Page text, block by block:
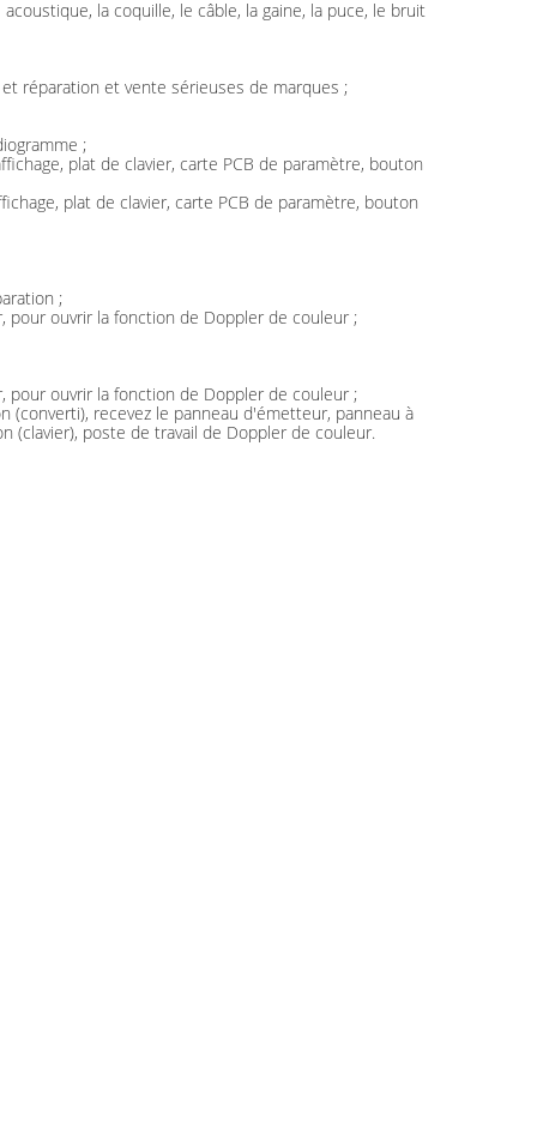
la coquille, le câble, la gaine, la puce, le bruit
réparation et vente sérieuses de marques ;
;
plat de clavier, carte PCB de paramètre, bouton
plat de clavier, carte PCB de paramètre, bouton
;
ouvrir la fonction de Doppler de couleur ;
ouvrir la fonction de Doppler de couleur ;
(converti), recevez le panneau d'émetteur, panneau à
(clavier), poste de travail de Doppler de couleur.